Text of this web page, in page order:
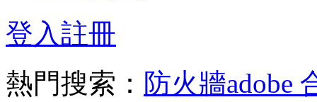
登入註冊
熱門搜索： 防火牆adobe